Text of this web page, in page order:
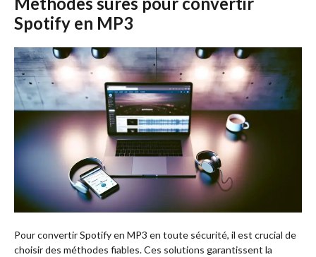
Spotify en MP3
Pour convertir Spotify en MP3 en toute sécurité, il est crucial de
choisir des méthodes fiables. Ces solutions garantissent la